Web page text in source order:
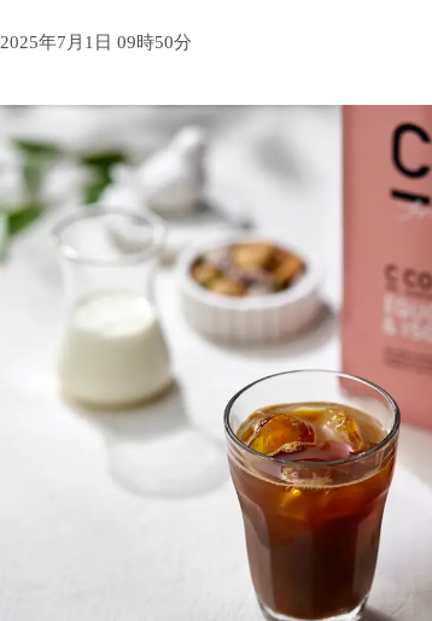
2025年7月1日 09時50分